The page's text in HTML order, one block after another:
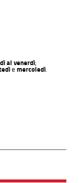
al venerdì;
e mercoledì